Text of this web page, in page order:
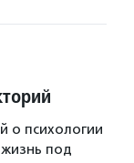
о психологии
под